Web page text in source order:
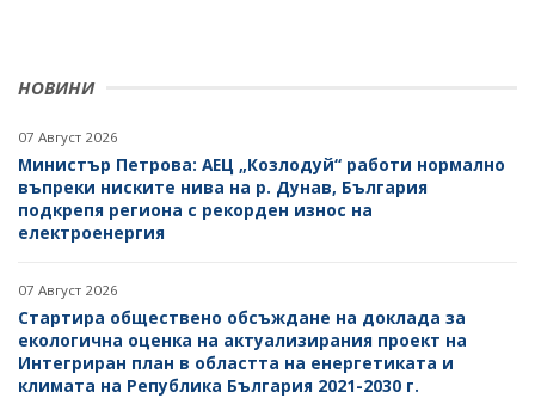
НОВИНИ
07 Август 2026
Министър Петрова: АЕЦ „Козлодуй“ работи нормално
въпреки ниските нива на р. Дунав, България
подкрепя региона с рекорден износ на
електроенергия
07 Август 2026
Стартира обществено обсъждане на доклада за
екологична оценка на актуализирания проект на
Интегриран план в областта на енергетиката и
климата на Република България 2021-2030 г.